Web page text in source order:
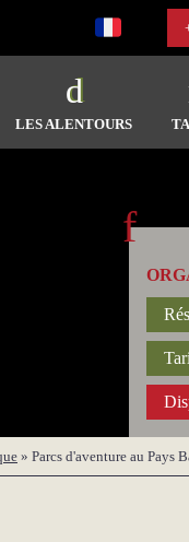
LES ALENTOURS
» Parcs d'aventure au Pays